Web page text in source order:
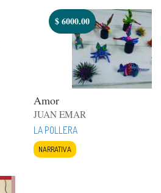
$6000.00
Amor
JUAN EMAR
LA POLLERA
NARRATIVA